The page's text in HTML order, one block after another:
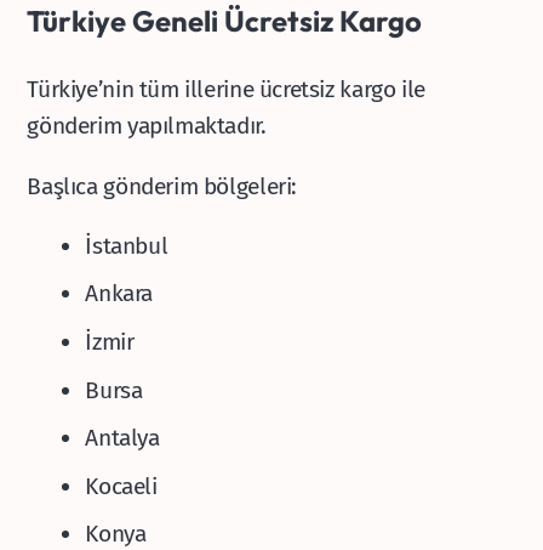
Türkiye Geneli Ücretsiz Kargo
Türkiye’nin tüm illerine ücretsiz kargo ile
gönderim yapılmaktadır.
Başlıca gönderim bölgeleri:
İstanbul
Ankara
İzmir
Bursa
Antalya
Kocaeli
Konya